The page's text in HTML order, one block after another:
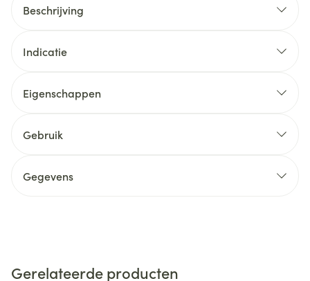
Beschrijving
Indicatie
Eigenschappen
Gebruik
Gegevens
Gerelateerde producten